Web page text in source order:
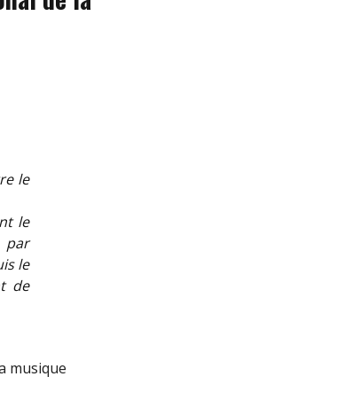
le
le
par
le
de
musique